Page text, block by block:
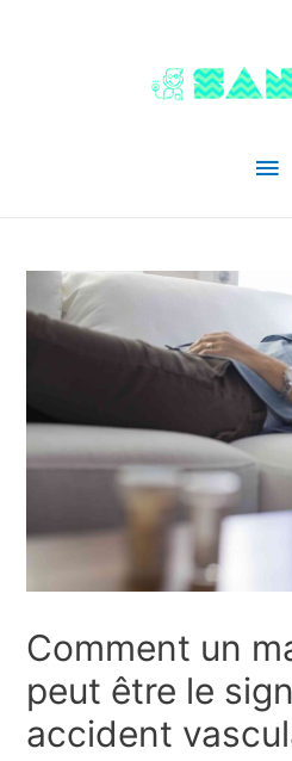
Comment un
peut être le
accident